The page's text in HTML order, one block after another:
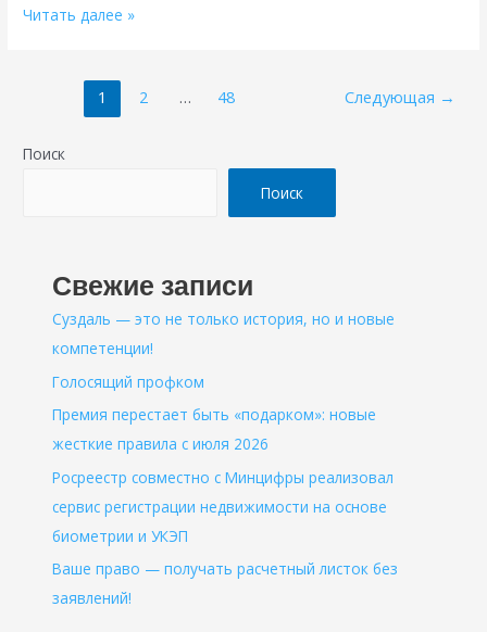
Подведены
«Профсоюз
детей»!
Читать далее »
1 2 … 48 Следующая →
Поиск
Поиск
Свежие записи
Суздаль — это не только история, но и новые
компетенции!
Голосящий профком
Премия перестает быть «подарком»: новые
жесткие правила с июля 2026
Росреестр совместно с Минцифры реализовал
сервис регистрации недвижимости на основе
биометрии и УКЭП
Ваше право — получать расчетный листок без
заявлений!